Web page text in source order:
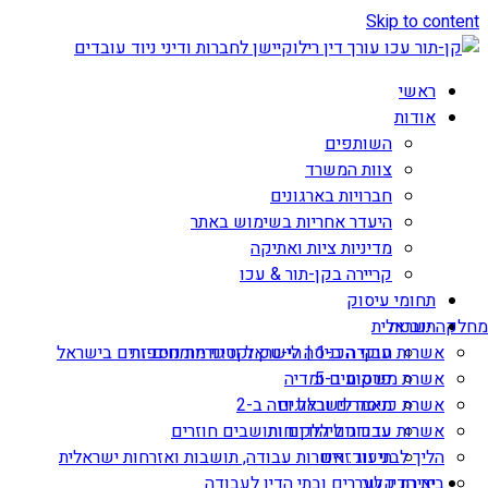
Skip to content
ראשי
אודות
השותפים
צוות המשרד
חברויות בארגונים
היעדר אחריות בשימוש באתר
מדיניות ציות ואתיקה
קריירה בקן-תור & עכו
תחומי עיסוק
מחלקה ישראלית
אשרות עבודה ב-1 | הי-טק וקטגוריות נוספות
אשרת משקיע ב-5
אשרת כניסה לישראל ויזה ב-2
אשרות עבודה ליהודים ותושבים חוזרים
הליך לבני זוג זרים
תובנות
חוקי הכניסה לישראל ודיני מומחים זרים בישראל
פרסומים ומדיה
מאמרים ובלוגים
עדכונים ללקוחות
תיעוד: אשרות עבודה, תושבות ואזרחות ישראלית